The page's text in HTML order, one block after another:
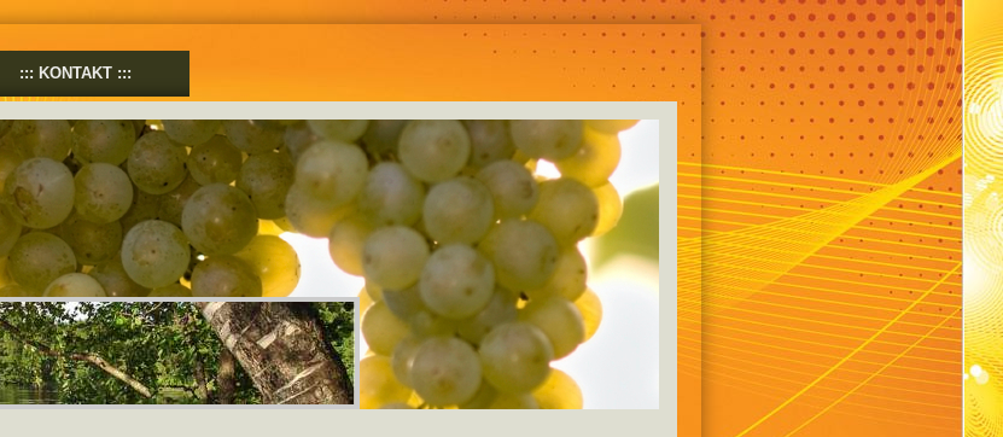
KONTAKT